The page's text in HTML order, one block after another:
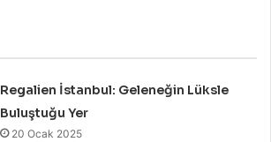
Regalien İstanbul: Geleneğin Lüksle
Buluştuğu Yer
20 Ocak 2025